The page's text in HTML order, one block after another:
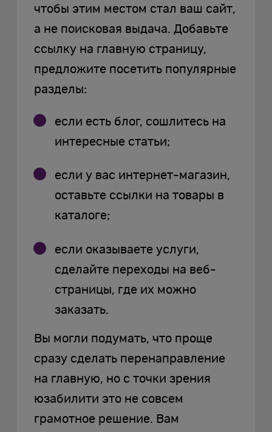
чтобы этим местом стал ваш сайт,
а не поисковая выдача. Добавьте
ссылку на главную страницу,
предложите посетить популярные
разделы:
если есть блог, сошлитесь на
интересные статьи;
если у вас интернет-магазин,
оставьте ссылки на товары в
каталоге;
если оказываете услуги,
сделайте переходы на веб-
страницы, где их можно
заказать.
Вы могли подумать, что проще
сразу сделать перенаправление
на главную, но с точки зрения
юзабилити это не совсем
грамотное решение. Вам